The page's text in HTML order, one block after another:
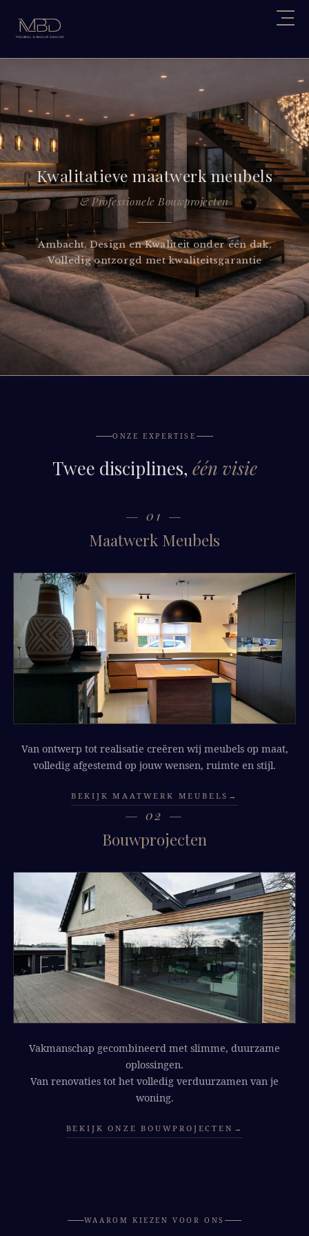
Kwalitatieve maatwerk meubels
& Professionele Bouwprojecten
Ambacht, Design en Kwaliteit onder één dak,
Volledig ontzorgd met kwaliteitsgarantie
ONZE EXPERTISE
Twee disciplines, één visie
— 01 —
Maatwerk Meubels
Van ontwerp tot realisatie creëren wij meubels op maat,
volledig afgestemd op jouw wensen, ruimte en stijl.
BEKIJK MAATWERK MEUBELS →
— 02 —
Bouwprojecten
Vakmanschap gecombineerd met slimme, duurzame
oplossingen.
Van renovaties tot het volledig verduurzamen van je
woning.
BEKIJK ONZE BOUWPROJECTEN →
WAAROM KIEZEN VOOR ONS